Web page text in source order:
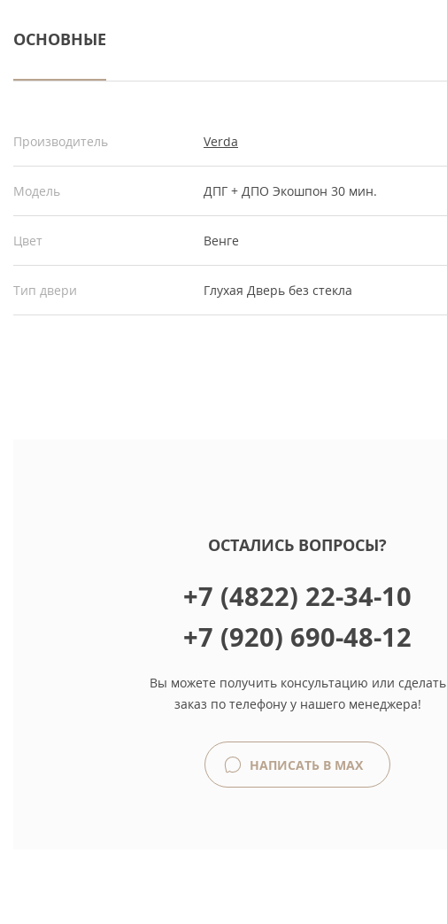
ОСНОВНЫЕ
Производитель Verda
Модель ДПГ + ДПО Экошпон 30 мин.
Цвет Венге
Тип двери Глухая Дверь без стекла
ОСТАЛИСЬ ВОПРОСЫ?
+7 (4822) 22-34-10
+7 (920) 690-48-12
Вы можете получить консультацию или сделать
заказ по телефону у нашего менеджера!
НАПИСАТЬ В MAX